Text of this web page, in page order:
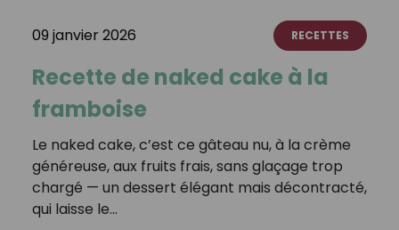
09 janvier 2026 RECETTES
Recette de naked cake à la
framboise
Le naked cake, c’est ce gâteau nu, à la crème
généreuse, aux fruits frais, sans glaçage trop
chargé — un dessert élégant mais décontracté,
qui laisse le…